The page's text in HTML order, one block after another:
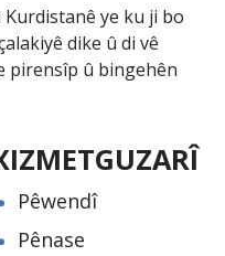
ye ku ji bo
dike û di vê
pirensîp û bingehên
Pêwendî
Pênase